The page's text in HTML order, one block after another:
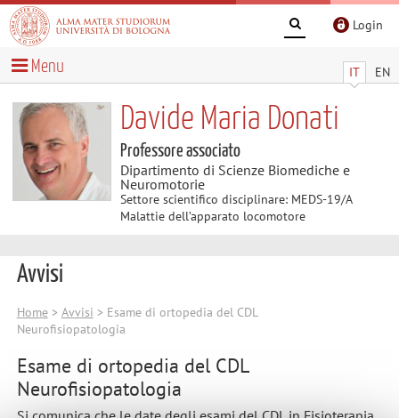
Login
IT EN
Menu
Davide Maria Donati
Professore associato
Dipartimento di Scienze Biomediche e
Neuromotorie
Settore scientifico disciplinare: MEDS-19/A
Malattie dell’apparato locomotore
Avvisi
Home> Avvisi > Esame di ortopedia del CDL
Neurofisiopatologia
Esame di ortopedia del CDL
Neurofisiopatologia